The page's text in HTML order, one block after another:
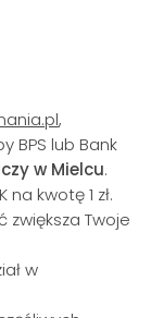
,
BPS lub Bank
w Mielcu.
kwotę 1 zł.
zwiększa Twoje
w